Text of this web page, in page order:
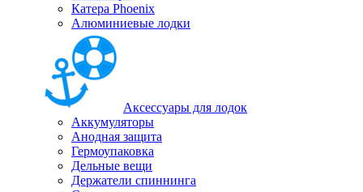
Катера Phoenix
Алюминиевые лодки
Аксессуары для лодок
Аккумуляторы
Анодная защита
Гермоупаковка
Дельные вещи
Держатели спиннинга